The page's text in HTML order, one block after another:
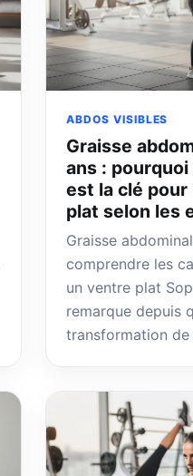
ABDOS VISIBLES
Graisse
ans :
est la clé
plat selon les
Graisse
comprendre les
un ventre plat
remarque depuis
transformation